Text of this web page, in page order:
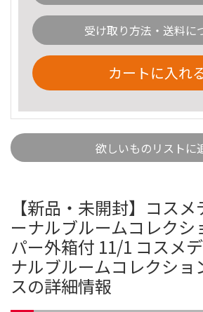
受け取り方法・送料に
カートに入れ
欲しいものリストに
【新品・未開封】コス
ーナルブルームコレク
パー外箱付 11/1 コスメ
ナルブルームコレクショ
スの詳細情報